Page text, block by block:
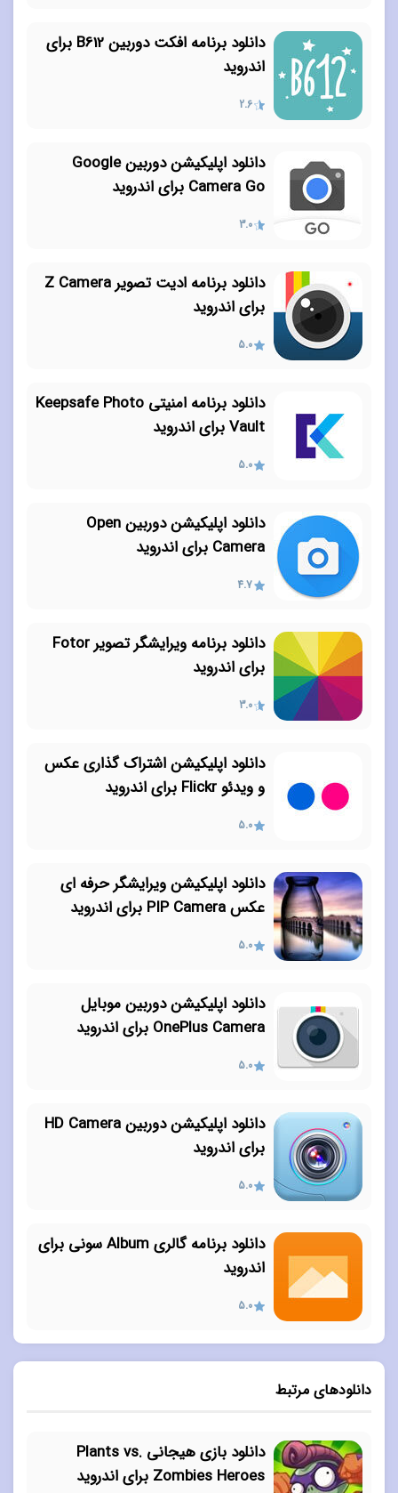
دانلودهای مرتبط
دانلود بازی هیجانی Plants vs.
Zombies Heroes برای اندروید
دانلود برنامه افکت دوربین B612 برای
اندروید
2.6
دانلود اپلیکیشن دوربین Google
Camera Go برای اندروید
3.0
دانلود برنامه ادیت تصویر Z Camera
برای اندروید
5.0
دانلود برنامه امنیتی Keepsafe Photo
Vault برای اندروید
5.0
دانلود اپلیکیشن دوربین Open
Camera برای اندروید
4.7
دانلود برنامه ویرایشگر تصویر Fotor
برای اندروید
3.0
دانلود اپلیکیشن اشتراک گذاری عکس
و ویدئو Flickr برای اندروید
5.0
دانلود اپلیکیشن ویرایشگر حرفه ای
عکس PIP Camera برای اندروید
5.0
دانلود اپلیکیشن دوربین موبایل
OnePlus Camera برای اندروید
5.0
دانلود اپلیکیشن دوربین HD Camera
برای اندروید
5.0
دانلود برنامه گالری Album سونی برای
اندروید
5.0